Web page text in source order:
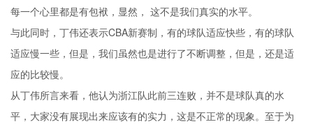
每一个心里都是有包袱，显然， 这不是我们真实的水平。
与此同时，丁伟还表示CBA新赛制，有的球队适应快些，有的球队
适应慢一些，但是，我们虽然也是进行了不断调整，但是，还是适
应的比较慢。
从丁伟所言来看，他认为浙江队此前三连败，并不是球队真的水
平，大家没有展现出来应该有的实力，这是不正常的现象。至于为